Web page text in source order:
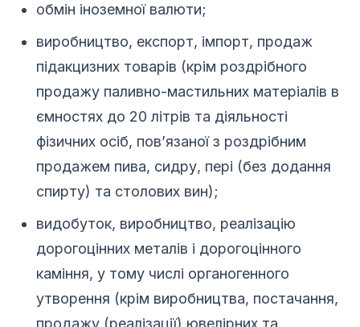
обмін іноземної валюти;
виробництво, експорт, імпорт, продаж
підакцизних товарів (крім роздрібного
продажу паливно-мастильних матеріалів в
ємностях до 20 літрів та діяльності
фізичних осіб, пов’язаної з роздрібним
продажем пива, сидру, пері (без додання
спирту) та столових вин);
видобуток, виробництво, реалізацію
дорогоцінних металів і дорогоцінного
каміння, у тому числі органогенного
утворення (крім виробництва, постачання,
продажу (реалізації) ювелірних та